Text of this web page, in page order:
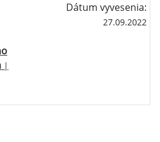
|
Dátum vyvesenia:
27.09.2022